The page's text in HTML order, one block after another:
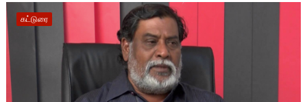
கட்டுரை